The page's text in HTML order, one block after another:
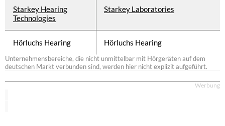
Starkey Hearing
Technologies
Starkey Laboratories
Hörluchs Hearing Hörluchs Hearing
Unternehmensbereiche, die nicht unmittelbar mit Hörgeräten auf dem
deutschen Markt verbunden sind, werden hier nicht explizit aufgeführt.
Werbung